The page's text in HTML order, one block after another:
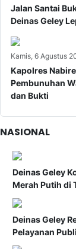
Jalan Santai
Deinas Geley
Kamis, 6 Agustus
Kapolres
Pembunuhan
dan Bukti
NASIONAL
Deinas Geley
Merah Putih di
Deinas Geley
Pelayanan